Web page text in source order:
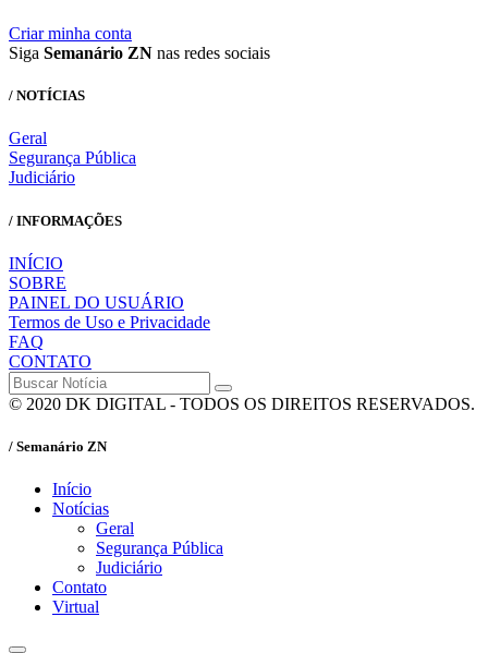
Criar minha conta
Siga Semanário ZN nas redes sociais
/ NOTÍCIAS
Geral
Segurança Pública
Judiciário
/ INFORMAÇÕES
INÍCIO
SOBRE
PAINEL DO USUÁRIO
Termos de Uso e Privacidade
FAQ
CONTATO
© 2020 DK DIGITAL - TODOS OS DIREITOS RESERVADOS.
/ Semanário ZN
Início
Notícias
Geral
Segurança Pública
Judiciário
Contato
Virtual